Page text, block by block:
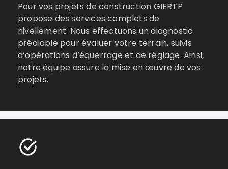
Pour vos projets de construction GIERTP
propose des services complets de
nivellement. Nous effectuons un diagnostic
préalable pour évaluer votre terrain, suivis
d’opérations d’équerrage et de réglage. Ainsi,
notre équipe assure la mise en œuvre de vos
projets.